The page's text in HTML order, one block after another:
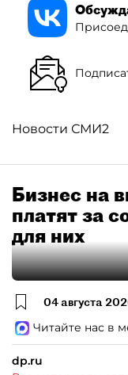
Новости СМИ2
Бизнес на
платят за
для них
04 августа
Читайте нас в
dp.ru